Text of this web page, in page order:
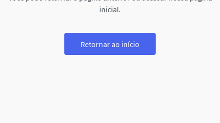
inicial.
Retornar ao início